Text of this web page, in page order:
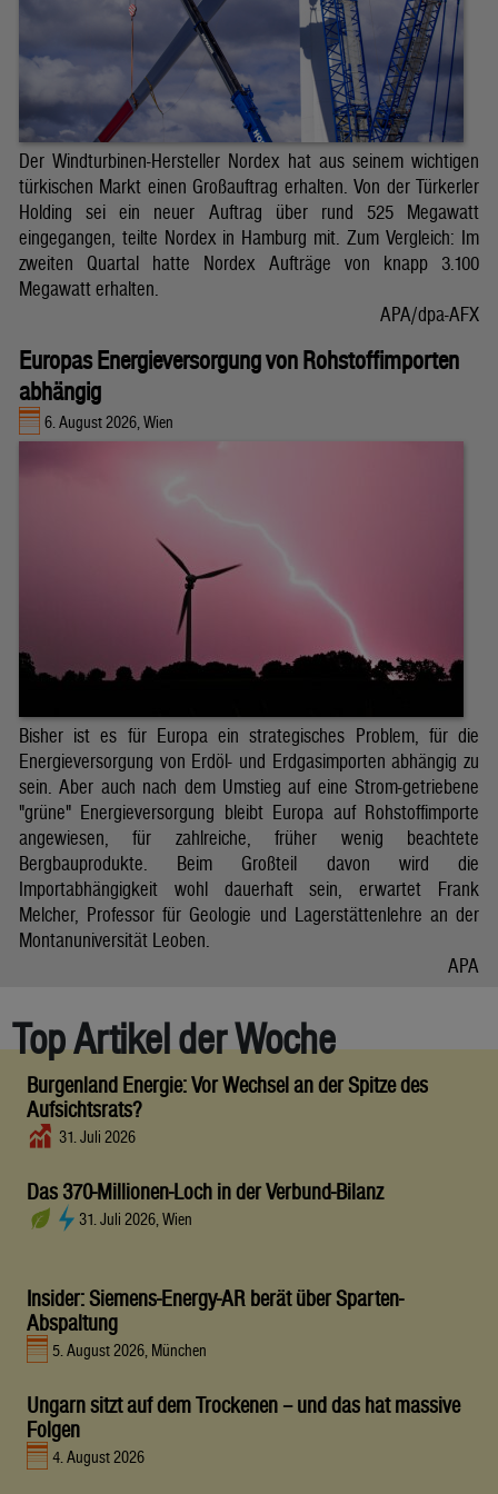
Der Windturbinen-Hersteller Nordex hat aus seinem wichtigen
türkischen Markt einen Großauftrag erhalten. Von der Türkerler
Holding sei ein neuer Auftrag über rund 525 Megawatt
eingegangen, teilte Nordex in Hamburg mit. Zum Vergleich: Im
zweiten Quartal hatte Nordex Aufträge von knapp 3.100
Megawatt erhalten.
APA/dpa-AFX
Europas Energieversorgung von Rohstoffimporten
abhängig
6. August 2026, Wien
Bisher ist es für Europa ein strategisches Problem, für die
Energieversorgung von Erdöl- und Erdgasimporten abhängig zu
sein. Aber auch nach dem Umstieg auf eine Strom-getriebene
"grüne" Energieversorgung bleibt Europa auf Rohstoffimporte
angewiesen, für zahlreiche, früher wenig beachtete
Bergbauprodukte. Beim Großteil davon wird die
Importabhängigkeit wohl dauerhaft sein, erwartet Frank
Melcher, Professor für Geologie und Lagerstättenlehre an der
Montanuniversität Leoben.
APA
Top Artikel der Woche
Burgenland Energie: Vor Wechsel an der Spitze des
Aufsichtsrats?
31. Juli 2026
Das 370-Millionen-Loch in der Verbund-Bilanz
31. Juli 2026, Wien
Insider: Siemens-Energy-AR berät über Sparten-
Abspaltung
5. August 2026, München
Ungarn sitzt auf dem Trockenen – und das hat massive
Folgen
4. August 2026